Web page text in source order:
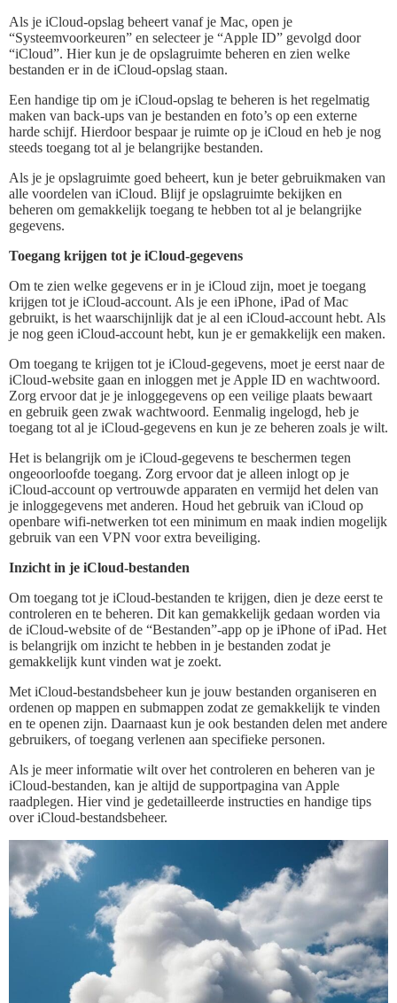
Als je iCloud-opslag beheert vanaf je Mac, open je
“Systeemvoorkeuren” en selecteer je “Apple ID” gevolgd door
“iCloud”. Hier kun je de opslagruimte beheren en zien welke
bestanden er in de iCloud-opslag staan.
Een handige tip om je iCloud-opslag te beheren is het regelmatig
maken van back-ups van je bestanden en foto’s op een externe
harde schijf. Hierdoor bespaar je ruimte op je iCloud en heb je nog
steeds toegang tot al je belangrijke bestanden.
Als je je opslagruimte goed beheert, kun je beter gebruikmaken van
alle voordelen van iCloud. Blijf je opslagruimte bekijken en
beheren om gemakkelijk toegang te hebben tot al je belangrijke
gegevens.
Toegang krijgen tot je iCloud-gegevens
Om te zien welke gegevens er in je iCloud zijn, moet je toegang
krijgen tot je iCloud-account. Als je een iPhone, iPad of Mac
gebruikt, is het waarschijnlijk dat je al een iCloud-account hebt. Als
je nog geen iCloud-account hebt, kun je er gemakkelijk een maken.
Om toegang te krijgen tot je iCloud-gegevens, moet je eerst naar de
iCloud-website gaan en inloggen met je Apple ID en wachtwoord.
Zorg ervoor dat je je inloggegevens op een veilige plaats bewaart
en gebruik geen zwak wachtwoord. Eenmalig ingelogd, heb je
toegang tot al je iCloud-gegevens en kun je ze beheren zoals je wilt.
Het is belangrijk om je iCloud-gegevens te beschermen tegen
ongeoorloofde toegang. Zorg ervoor dat je alleen inlogt op je
iCloud-account op vertrouwde apparaten en vermijd het delen van
je inloggegevens met anderen. Houd het gebruik van iCloud op
openbare wifi-netwerken tot een minimum en maak indien mogelijk
gebruik van een VPN voor extra beveiliging.
Inzicht in je iCloud-bestanden
Om toegang tot je iCloud-bestanden te krijgen, dien je deze eerst te
controleren en te beheren. Dit kan gemakkelijk gedaan worden via
de iCloud-website of de “Bestanden”-app op je iPhone of iPad. Het
is belangrijk om inzicht te hebben in je bestanden zodat je
gemakkelijk kunt vinden wat je zoekt.
Met iCloud-bestandsbeheer kun je jouw bestanden organiseren en
ordenen op mappen en submappen zodat ze gemakkelijk te vinden
en te openen zijn. Daarnaast kun je ook bestanden delen met andere
gebruikers, of toegang verlenen aan specifieke personen.
Als je meer informatie wilt over het controleren en beheren van je
iCloud-bestanden, kan je altijd de supportpagina van Apple
raadplegen. Hier vind je gedetailleerde instructies en handige tips
over iCloud-bestandsbeheer.